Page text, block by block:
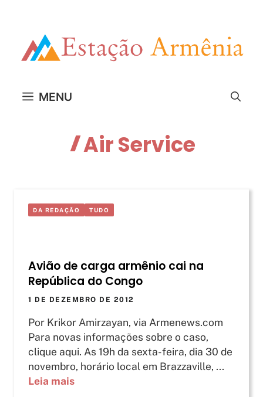
MENU
Air Service
DA REDAÇÃO TUDO
Avião de carga armênio cai na
República do Congo
1 DE DEZEMBRO DE 2012
Por Krikor Amirzayan, via Armenews.com
Para novas informações sobre o caso,
clique aqui. As 19h da sexta-feira, dia 30 de
novembro, horário local em Brazzaville, ...
Leia mais